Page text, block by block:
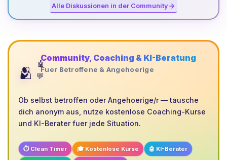
Alle Diskussionen in der Community
🫂 💬
🤖
Community, Coaching & KI-Beratung
Fuer Betroffene & Angehoerige
Ob selbst betroffen oder Angehoerige/r — tausche
dich anonym aus, nutze kostenlose Coaching-Kurse
und KI-Berater fuer jede Situation.
⏱️ Clean Timer 🎓 Kostenlose Kurse 🤖 KI-Berater